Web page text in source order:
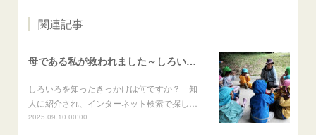
関連記事
母である私が救われました～しろいろ体験談～
しろいろを知ったきっかけは何ですか？ 知
人に紹介され、インターネット検索で探し…
2025.09.10 00:00